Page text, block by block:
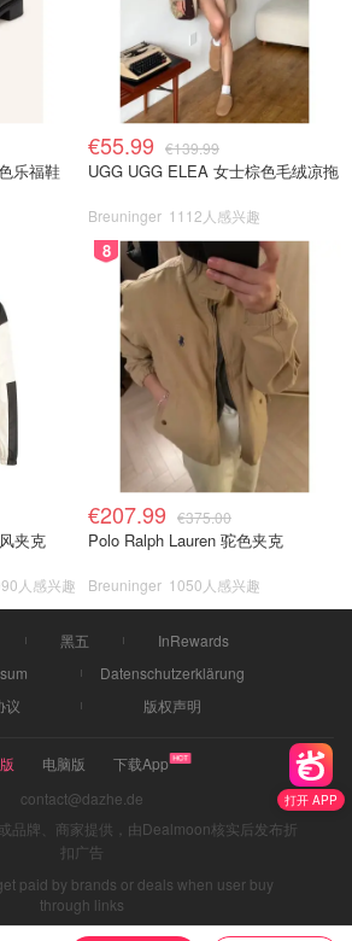
打开 APP
乐福鞋
€55.99 €139.99
UGG UGG ELEA 女士棕色毛绒凉拖
Breuninger 1112人感兴趣
夹克
人感兴趣
8
€207.99 €375.00
Polo Ralph Lauren 驼色夹克
Breuninger 1050人感兴趣
黑五
InRewards
Datenschutzerklärung
议
版权声明
电脑版
下载App
contact@dazhe.de
品牌、商家提供，由Dealmoon核实后发布折
扣广告
paid by brands or deals when user buy
through links